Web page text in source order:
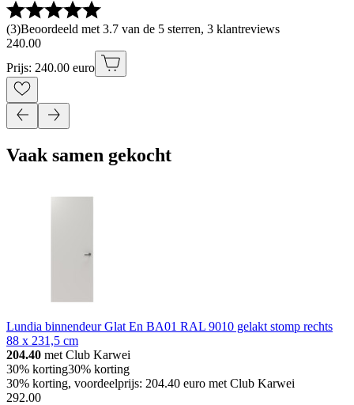
(3)Beoordeeld met 3.7 van de 5 sterren, 3 klantreviews
240.00
Prijs: 240.00 euro
Vaak samen gekocht
Lundia binnendeur Glat En BA01 RAL 9010 gelakt stomp rechts
88 x 231,5 cm
204.40 met Club Karwei
30% korting30% korting
30% korting, voordeelprijs: 204.40 euro met Club Karwei
292.00